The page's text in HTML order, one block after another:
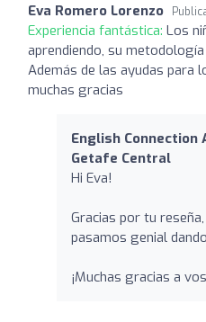
Eva Romero Lorenzo
Experiencia fantástica: Los
aprendiendo, su
Además de las ayudas para
muchas gracias
English Connection
Getafe Central
Hi Eva!
Gracias por tu
pasamos genial
¡Muchas gracias a